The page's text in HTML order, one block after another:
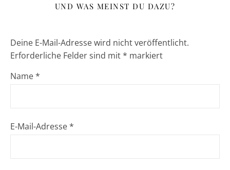
UND WAS MEINST DU DAZU?
Deine E-Mail-Adresse wird nicht veröffentlicht.
Erforderliche Felder sind mit* markiert
Name*
E-Mail-Adresse*